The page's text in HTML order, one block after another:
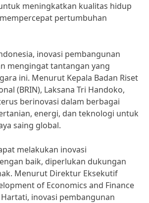
meningkatkan kualitas hidup
pertumbuhan
inovasi pembangunan
mengingat tantangan yang
ini. Menurut Kepala Badan Riset
(BRIN), Laksana Tri Handoko,
berinovasi dalam berbagai
energi, dan teknologi untuk
saing global.
melakukan inovasi
baik, diperlukan dukungan
Menurut Direktur Eksekutif
of Economics and Finance
Hartati, inovasi pembangunan